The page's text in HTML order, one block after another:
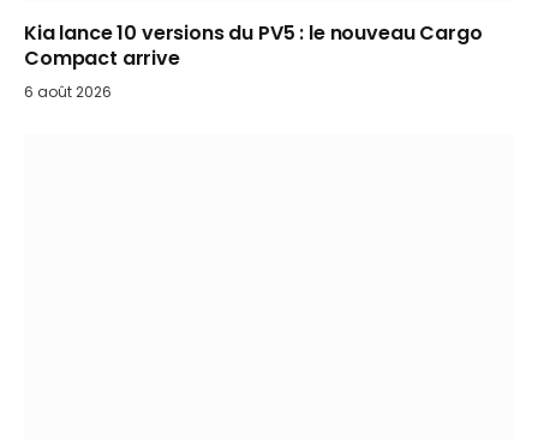
Kia lance 10 versions du PV5 : le nouveau Cargo
Compact arrive
6 août 2026